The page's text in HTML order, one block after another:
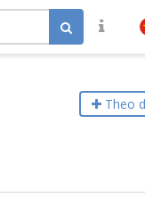
Theo